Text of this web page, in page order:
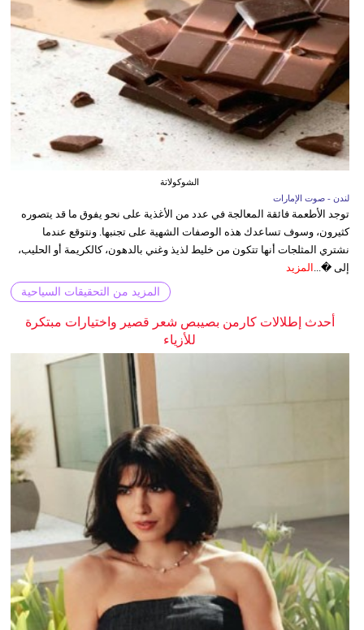
الشوكولاتة
لندن - صوت الإمارات
توجد الأطعمة فائقة المعالجة في عدد من الأغذية على نحو يفوق ما قد يتصوره
كثيرون، وسوف تساعدك هذه الوصفات الشهية على تجنبها. ونتوقع عندما
نشتري المثلجات أنها تتكون من خليط لذيذ وغني بالدهون، كالكريمة أو الحليب،
إلى �... المزيد
المزيد من التحقيقات السياحية
أحدث إطلالات كارمن بصيبص شعر قصير واختيارات مبتكرة
للأزياء